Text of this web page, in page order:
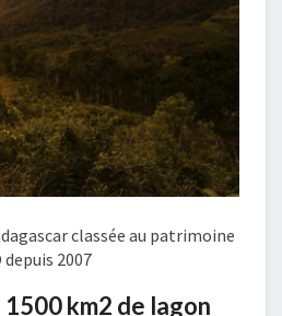
classée au patrimoine
depuis 2007
km2 de lagon